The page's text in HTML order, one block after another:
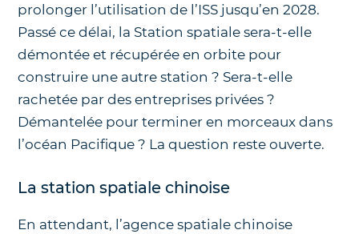
prolonger l’utilisation de l’ISS jusqu’en 2028.
Passé ce délai, la Station spatiale sera-t-elle
démontée et récupérée en orbite pour
construire une autre station ? Sera-t-elle
rachetée par des entreprises privées ?
Démantelée pour terminer en morceaux dans
l’océan Pacifique ? La question reste ouverte.
La station spatiale chinoise
En attendant, l’agence spatiale chinoise